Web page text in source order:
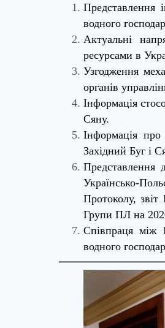
Представлення
водного
Актуальні
ресурсами в
Узгодження
органів
Інформація
Сяну.
Інформація
Західний Буг і
Представлення
Українсько-
Протоколу,
Групи ПЛ на
Співпраця між
водного